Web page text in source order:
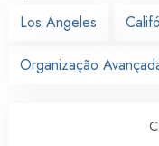
Los Angeles
Organização